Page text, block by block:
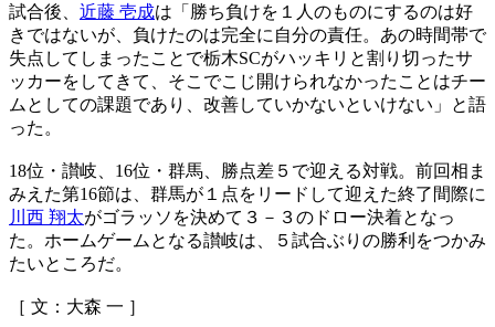
試合後、 近藤 壱成は「勝ち負けを１人のものにするのは好
きではないが、負けたのは完全に自分の責任。あの時間帯で
失点してしまったことで栃木SCがハッキリと割り切ったサ
ッカーをしてきて、そこでこじ開けられなかったことはチー
ムとしての課題であり、改善していかないといけない」と語
った。
18位・讃岐、16位・群馬、勝点差５で迎える対戦。前回相ま
みえた第16節は、群馬が１点をリードして迎えた終了間際に
川西 翔太がゴラッソを決めて３－３のドロー決着となっ
た。ホームゲームとなる讃岐は、５試合ぶりの勝利をつかみ
たいところだ。
［ 文：大森 一 ］